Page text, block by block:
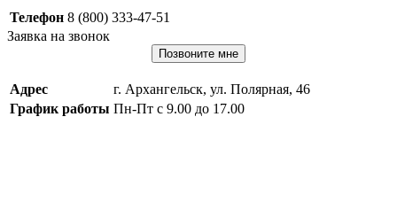
Телефон 8 (800) 333-47-51
Заявка на звонок
Позвоните мне
Адрес
г. Архангельск, ул. Полярная, 46
График работы Пн-Пт с 9.00 до 17.00